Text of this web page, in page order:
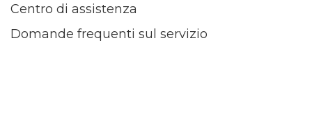
Centro di assistenza
Domande frequenti sul servizio